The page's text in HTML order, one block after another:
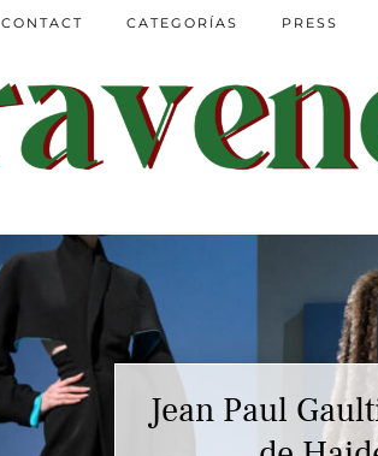
CONTACT CATEGORÍAS PRESS
El paradigma